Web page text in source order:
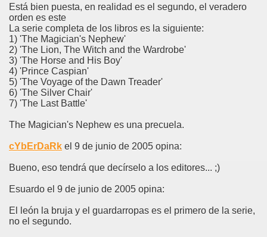
Está bien puesta, en realidad es el segundo, el veradero
orden es este
La serie completa de los libros es la siguiente:
1) 'The Magician's Nephew'
2) 'The Lion, The Witch and the Wardrobe'
3) 'The Horse and His Boy'
4) 'Prince Caspian'
5) 'The Voyage of the Dawn Treader'
6) 'The Silver Chair'
7) 'The Last Battle'
The Magician's Nephew es una precuela.
cYbErDaRk el 9 de junio de 2005 opina:
Bueno, eso tendrá que decírselo a los editores... ;)
Esuardo el 9 de junio de 2005 opina:
El león la bruja y el guardarropas es el primero de la serie,
no el segundo.